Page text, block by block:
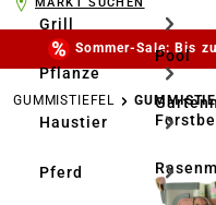
Grill
Pflanze
Haustier
Pferd
Pool
MARKT SUCHEN
Sommer-Sale: Bis
GUMMISTIEFEL
Bildergalerie